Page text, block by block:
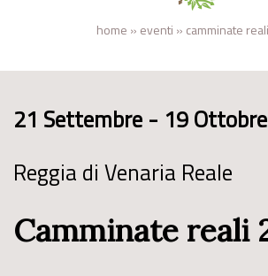
home » eventi » camminate
21 Settembre - 19
Reggia di Venaria Reale
Camminate reali